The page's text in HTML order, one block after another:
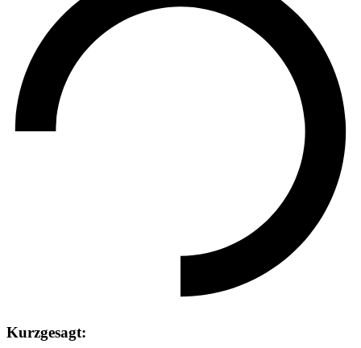
Kurzgesagt: